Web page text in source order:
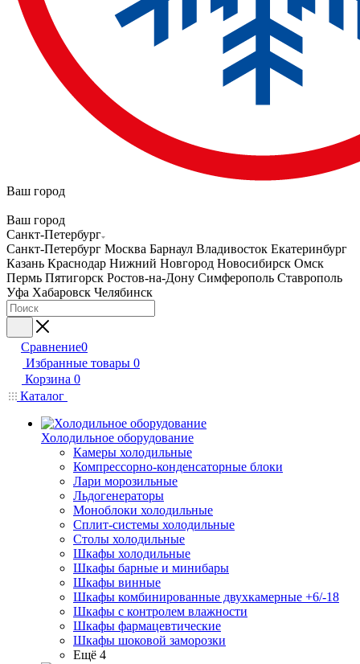
Ваш город
Ваш город
Санкт-Петербург
Санкт-Петербург Москва Барнаул Владивосток Екатеринбург
Казань Краснодар Нижний Новгород Новосибирск Омск
Пермь Пятигорск Ростов-на-Дону Симферополь Ставрополь
Уфа Хабаровск Челябинск
Сравнение0
Избранные товары 0
Корзина 0
Каталог
Холодильное оборудование
Камеры холодильные
Компрессорно-конденсаторные блоки
Лари морозильные
Льдогенераторы
Моноблоки холодильные
Сплит-системы холодильные
Столы холодильные
Шкафы холодильные
Шкафы барные и минибары
Шкафы винные
Шкафы комбинированные двухкамерные +6/-18
Шкафы с контролем влажности
Шкафы фармацевтические
Шкафы шоковой заморозки
Ещё 4